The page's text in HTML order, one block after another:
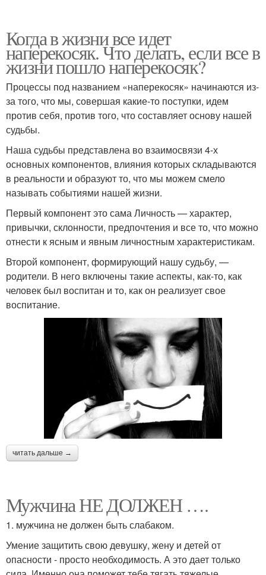
Когда в жизни все идет
наперекосяк. Что делать, если все в
жизни пошло наперекосяк?
Процессы под названием «наперекосяк» начинаются из-
за того, что мы, совершая какие-то поступки, идем
против себя, против того, что составляет основу нашей
судьбы.
Наша судьбы представлена во взаимосвязи 4-х
основных компонентов, влияния которых складываются
в реальности и образуют то, что мы можем смело
называть событиями нашей жизни.
Первый компонент это сама Личность — характер,
привычки, склонности, предпочтения и все то, что можно
отнести к ясным и явным личностным характеристикам.
Второй компонент, формирующий нашу судьбу, —
родители. В него включены такие аспекты, как-то, как
человек был воспитан и то, как он реализует свое
воспитание.
читать дальше →
Мужчина НЕ ДОЛЖЕН ….
1. мужчина не должен быть слабаком.
Умение защитить свою девушку, жену и детей от
опасности - просто необходимость. А это дает только